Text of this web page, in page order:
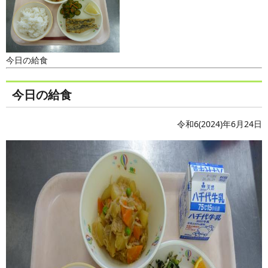
今日の給食
今日の給食
令和6(2024)年6月24日